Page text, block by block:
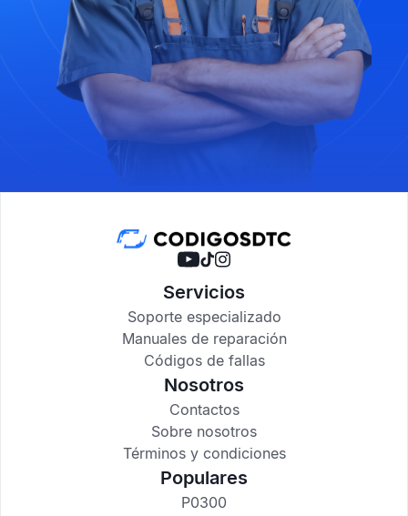
Servicios
Soporte especializado
Manuales de reparación
Códigos de fallas
Nosotros
Contactos
Sobre nosotros
Términos y condiciones
Populares
P0300